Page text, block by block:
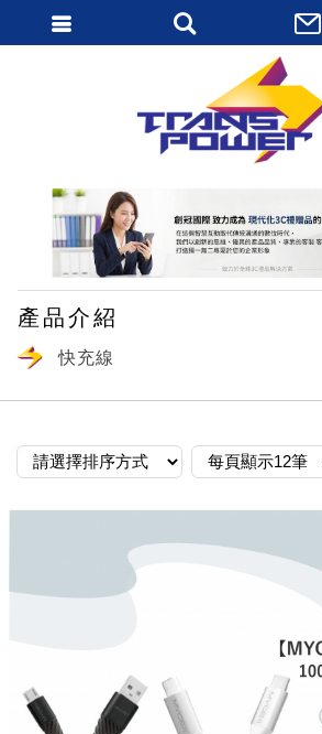
產品介紹
快充線
繁體中文